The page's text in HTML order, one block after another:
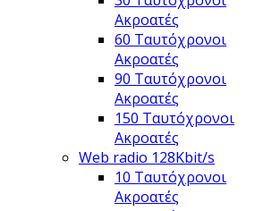
Ακροατές
60 Ταυτόχρονοι
Ακροατές
90 Ταυτόχρονοι
Ακροατές
150 Ταυτόχρονοι
Ακροατές
Web radio 128Kbit/s
10 Ταυτόχρονοι
Ακροατές